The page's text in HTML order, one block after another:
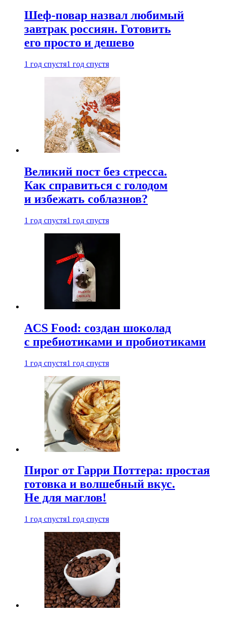
Шеф-повар назвал любимый
завтрак россиян. Готовить
его просто и дешево
1 год спустя1 год спустя
Великий пост без стресса.
Как справиться с голодом
и избежать соблазнов?
1 год спустя1 год спустя
ACS Food: создан шоколад
с пребиотиками и пробиотиками
1 год спустя1 год спустя
Пирог от Гарри Поттера: простая
готовка и волшебный вкус.
Не для маглов!
1 год спустя1 год спустя